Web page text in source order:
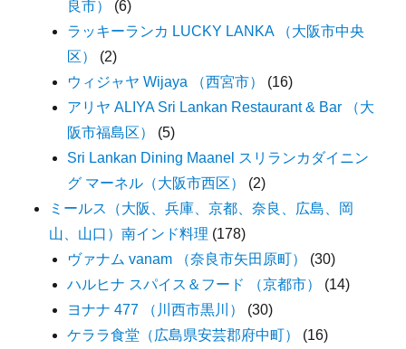
良市）
(6)
ラッキーランカ LUCKY LANKA （大阪市中央
区）
(2)
ウィジャヤ Wijaya （西宮市）
(16)
アリヤ ALIYA Sri Lankan Restaurant & Bar （大
阪市福島区）
(5)
Sri Lankan Dining Maanel スリランカダイニン
グ マーネル（大阪市西区）
(2)
ミールス（大阪、兵庫、京都、奈良、広島、岡
山、山口）南インド料理 (178)
ヴァナム vanam （奈良市矢田原町）
(30)
ハルヒナ スパイス＆フード （京都市）
(14)
ヨナナ 477 （川西市黒川）
(30)
ケララ食堂（広島県安芸郡府中町）
(16)